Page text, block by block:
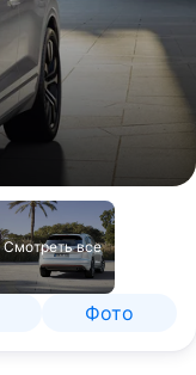
Смотреть все
Фото